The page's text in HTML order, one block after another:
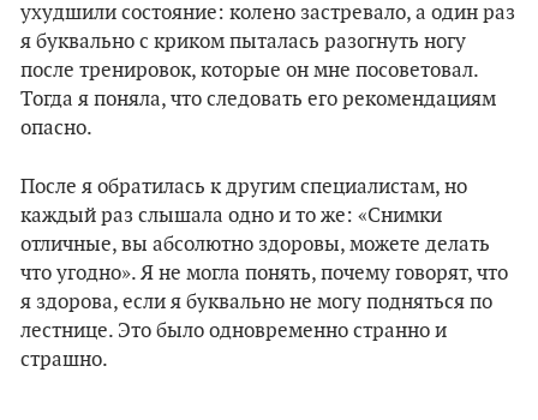
ухудшили состояние: колено застревало, а один раз
я буквально с криком пыталась разогнуть ногу
после тренировок, которые он мне посоветовал.
Тогда я поняла, что следовать его рекомендациям
опасно.
После я обратилась к другим специалистам, но
каждый раз слышала одно и то же: «Снимки
отличные, вы абсолютно здоровы, можете делать
что угодно». Я не могла понять, почему говорят, что
я здорова, если я буквально не могу подняться по
лестнице. Это было одновременно странно и
страшно.